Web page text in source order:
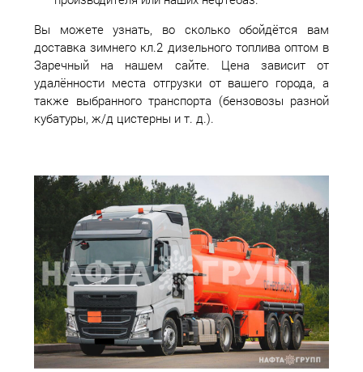
Вы можете узнать, во сколько обойдётся вам
доставка зимнего кл.2 дизельного топлива оптом в
Заречный на нашем сайте. Цена зависит от
удалённости места отгрузки от вашего города, а
также выбранного транспорта (бензовозы разной
кубатуры, ж/д цистерны и т. д.).